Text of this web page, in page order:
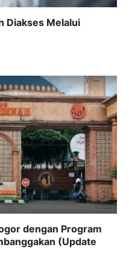
Diakses Melalui
dengan Program
(Update